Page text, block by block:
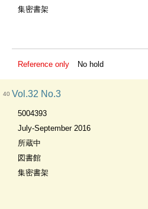
集密書架
Reference only No hold
40 Vol.32 No.3
5004393
July-September 2016
所蔵中
図書館
集密書架